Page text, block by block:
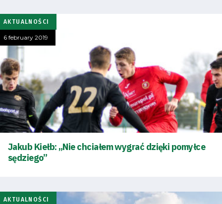
AKTUALNOŚCI
6 february 2019
Jakub Kiełb: „Nie chciałem wygrać dzięki pomyłce
sędziego”
AKTUALNOŚCI